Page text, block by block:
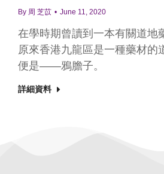
By 周 芝苡 June 11, 2020
在學時期曾讀到一本有關道地
原來香港九龍區是一種藥材的
便是——鴉膽子。
詳細資料